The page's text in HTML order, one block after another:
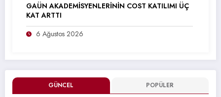
GÜNCEL POPÜLER
GAÜN AKADEMİSYENLERİNİN COST KATILIMI ÜÇ
KAT ARTTI
6 Ağustos 2026